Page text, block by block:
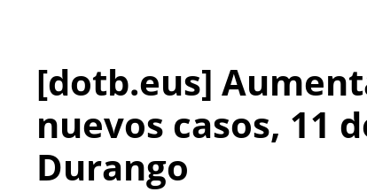
[dotb.eus]
nuevos casos, 11
Durango